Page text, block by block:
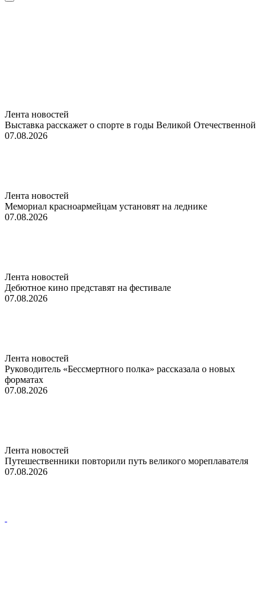
Лента новостей
Выставка расскажет о спорте в годы Великой Отечественной
07.08.2026
Лента новостей
Мемориал красноармейцам установят на леднике
07.08.2026
Лента новостей
Дебютное кино представят на фестивале
07.08.2026
Лента новостей
Руководитель «Бессмертного полка» рассказала о новых
форматах
07.08.2026
Лента новостей
Путешественники повторили путь великого мореплавателя
07.08.2026